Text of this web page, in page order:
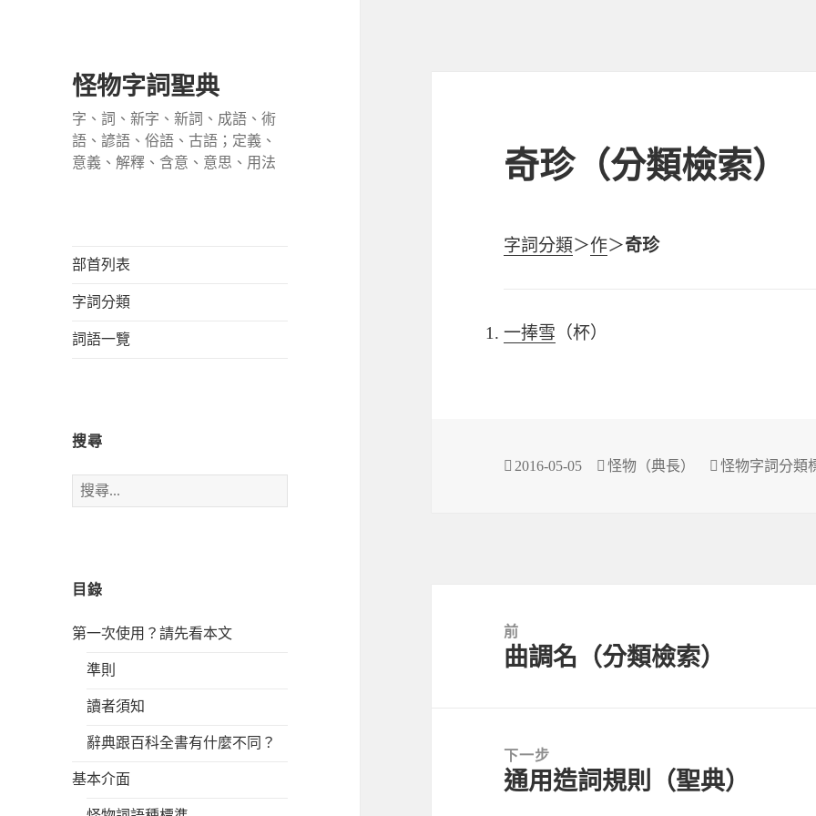
怪物字詞聖典
字、詞、新字、新詞、成語、術
語、諺語、俗語、古語；定義、
意義、解釋、含意、意思、用法
部首列表
字詞分類
詞語一覽
搜尋
搜
尋
目錄
第一次使用？請先看本文
準則
讀者須知
辭典跟百科全書有什麼不同？
基本介面
奇珍（分類檢索）
字詞分類＞作＞奇珍
一捧雪 （杯）
發
2016-05-05
作
怪物（典長）
分
怪物字詞分類
前
上
章：
曲調名（分類檢索）
下一步
下
通用造詞規則（聖典）